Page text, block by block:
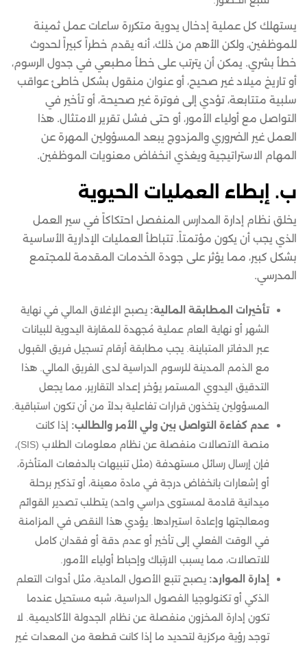
يستهلك كل عملية إدخال يدوية متكررة ساعات عمل ثمينة
للموظفين، ولكن الأهم من ذلك، أنه يقدم خطراً كبيراً لحدوث
خطأ بشري. يمكن أن يترتب على خطأ مطبعي في جدول الرسوم،
أو تاريخ ميلاد غير صحيح، أو عنوان منقول بشكل خاطئ عواقب
سلبية متتابعة، تؤدي إلى فوترة غير صحيحة، أو تأخير في
التواصل مع أولياء الأمور، أو حتى فشل تقرير الامتثال. هذا
العمل غير الضروري والمزدوج يبعد المسؤولين المهرة عن
المهام الاستراتيجية ويغذي انخفاض معنويات الموظفين.
ب. إبطاء العمليات الحيوية
يخلق نظام إدارة المدارس المنفصل احتكاكاً في سير العمل
الذي يجب أن يكون مؤتمتاً. تتباطأ العمليات الإدارية الأساسية
بشكل كبير، مما يؤثر على جودة الخدمات المقدمة للمجتمع
المدرسي.
تأخيرات المطابقة المالية: يصبح الإغلاق المالي في نهاية
الشهر أو نهاية العام عملية مُجهدة للمقارنة اليدوية للبيانات
عبر الدفاتر المتباينة. يجب مطابقة أرقام تسجيل فريق القبول
مع الذمم المدينة للرسوم الدراسية لدى الفريق المالي. هذا
التدقيق اليدوي المستمر يؤخر إعداد التقارير، مما يجعل
المسؤولين يتخذون قرارات تفاعلية بدلاً من أن تكون استباقية.
عدم كفاءة التواصل بين ولي الأمر والطالب: إذا كانت
منصة الاتصالات منفصلة عن نظام معلومات الطلاب (SIS)،
فإن إرسال رسائل مستهدفة (مثل تنبيهات بالدفعات المتأخرة،
أو إشعارات بانخفاض درجة في مادة معينة، أو تذكير برحلة
ميدانية قادمة لمستوى دراسي واحد) يتطلب تصدير القوائم
ومعالجتها وإعادة استيرادها. يؤدي هذا النقص في المزامنة
في الوقت الفعلي إلى تأخير أو عدم دقة أو فقدان كامل
للاتصالات، مما يسبب الارتباك وإحباط أولياء الأمور.
إدارة الموارد: يصبح تتبع الأصول المادية، مثل أدوات التعلم
الذكي أو تكنولوجيا الفصول الدراسية، شبه مستحيل عندما
تكون إدارة المخزون منفصلة عن نظام الجدولة الأكاديمية. لا
توجد رؤية مركزية لتحديد ما إذا كانت قطعة من المعدات غير